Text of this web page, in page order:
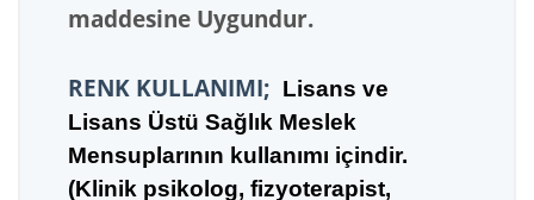
maddesine Uygundur.
RENK KULLANIMI; Lisans ve
Lisans Üstü Sağlık Meslek
Mensuplarının kullanımı içindir.
(Klinik psikolog, fizyoterapist,